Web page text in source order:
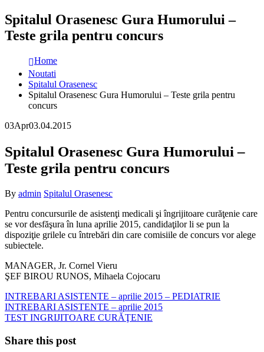
Spitalul Orasenesc Gura Humorului –
Teste grila pentru concurs
Home
Noutati
Spitalul Orasenesc
Spitalul Orasenesc Gura Humorului – Teste grila pentru
concurs
03Apr03.04.2015
Spitalul Orasenesc Gura Humorului –
Teste grila pentru concurs
By admin Spitalul Orasenesc
Pentru concursurile de asistenţi medicali şi îngrijitoare curăţenie care
se vor desfăşura în luna aprilie 2015, candidaţilor li se pun la
dispoziţie grilele cu întrebări din care comisiile de concurs vor alege
subiectele.
MANAGER, Jr. Cornel Vieru
ŞEF BIROU RUNOS, Mihaela Cojocaru
INTREBARI ASISTENTE – aprilie 2015 – PEDIATRIE
INTREBARI ASISTENTE – aprilie 2015
TEST INGRIJITOARE CURĂŢENIE
Share this post